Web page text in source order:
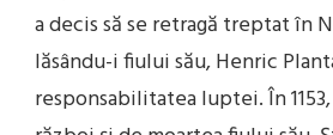
a decis să se retragă treptat în
lăsându-i fiului său, Henric
responsabilitatea luptei. În